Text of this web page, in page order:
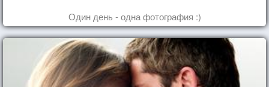
Один день - одна фотография :)